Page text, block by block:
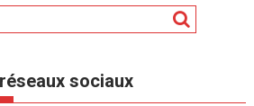
sociaux